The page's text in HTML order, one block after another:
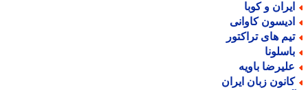
و کوبا
کاوانی
های تراکتور
باویه
زبان ایران